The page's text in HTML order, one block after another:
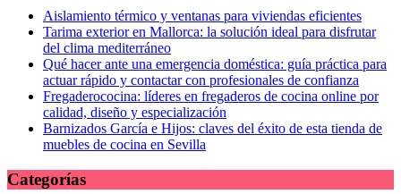
Aislamiento térmico y ventanas para viviendas eficientes
Tarima exterior en Mallorca: la solución ideal para disfrutar
del clima mediterráneo
Qué hacer ante una emergencia doméstica: guía práctica para
actuar rápido y contactar con profesionales de confianza
Fregaderococina: líderes en fregaderos de cocina online por
calidad, diseño y especialización
Barnizados García e Hijos: claves del éxito de esta tienda de
muebles de cocina en Sevilla
Categorías